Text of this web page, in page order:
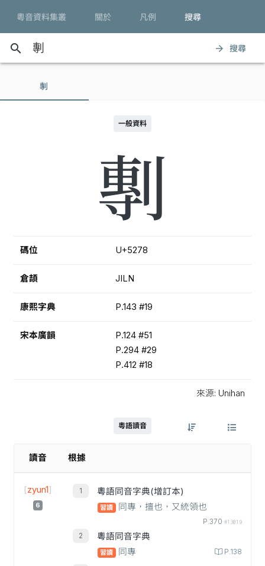
粵音資料集叢 關於 凡例 搜尋
search arrow_forward 搜尋
剸
一般資料
剸
碼位 U+5278
倉頡 JILN
康熙字典 P.143 #19
宋本廣韻
P.124 #51
P.294 #29
P.412 #18
來源: Unihan
粵語讀音
讀音 根據
[zyun1]
6
粵語同音字典(增訂本)
習讀 同專，擅也，又統領也
P.370 #13019
粵語同音字典
習讀 同專 P.138